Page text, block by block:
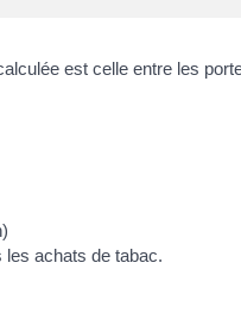
est celle entre les
les achats de tabac.